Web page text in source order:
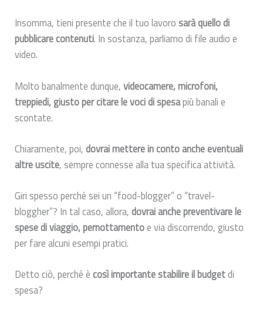
Insomma, tieni presente che il tuo lavoro sarà quello di
pubblicare contenuti. In sostanza, parliamo di file audio e
video.
Molto banalmente dunque, videocamere, microfoni,
treppiedi, giusto per citare le voci di spesapiù banali e
scontate.
Chiaramente, poi,dovrai mettere in conto anche eventuali
altre uscite, sempre connesse alla tua specifica attività.
Giri spesso perché sei un “food-blogger” o “travel-
bloggher”? In tal caso, allora,dovrai anche preventivare le
spese di viaggio, pernottamentoe via discorrendo, giusto
per fare alcuni esempi pratici.
Detto ciò, perché ècosì importante stabilire il budgetdi
spesa?